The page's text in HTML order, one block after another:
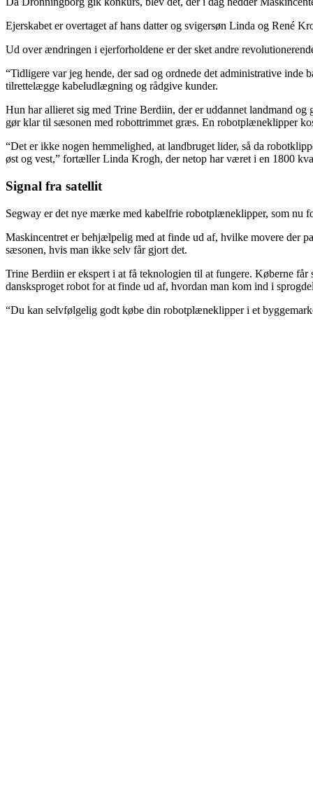
Ejerskabet er overtaget af hans datter og svigersøn Linda og René
Ud over ændringen i ejerforholdene er der sket andre
“Tidligere var jeg hende, der sad og ordnede det administrative
tilrettelægge kabeludlægning og rådgive kunder.
Hun har allieret sig med Trine Berdiin, der er uddannet landmand
gør klar til sæsonen med robottrimmet græs. En robotplæneklipper
“Det er ikke nogen hemmelighed, at landbruget lider, så da
øst og vest,” fortæller Linda Krogh, der netop har været i en 1800
Signal fra satellit
Segway er det nye mærke med kabelfrie robotplæneklipper, som nu
Maskincentret er behjælpelig med at finde ud af, hvilke movere der
sæsonen, hvis man ikke selv får gjort det.
Trine Berdiin er ekspert i at få teknologien til at fungere. Køberne
dansksproget robot for at finde ud af, hvordan man kom ind i
“Du kan selvfølgelig godt købe din robotplæneklipper i et